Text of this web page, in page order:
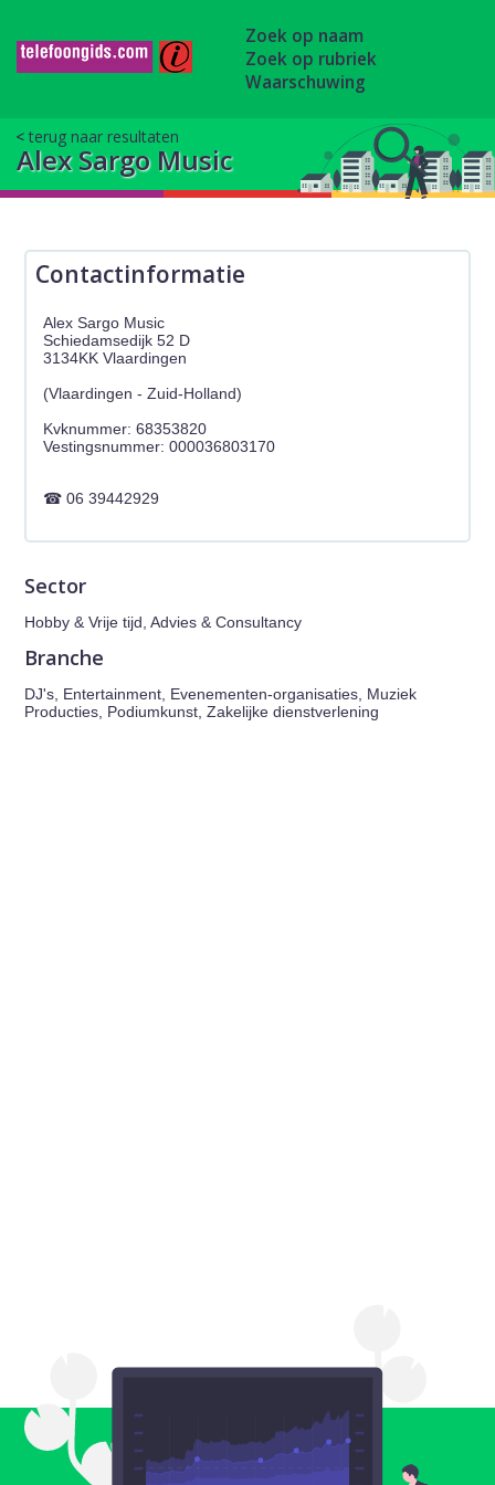
Zoek op naam
Zoek op rubriek
Waarschuwing
terug naar resultaten
Alex Sargo Music
Contactinformatie
Alex Sargo Music
Schiedamsedijk 52 D
3134KK Vlaardingen
(Vlaardingen - Zuid-Holland)
Kvknummer: 68353820
06 39442929
Sector
Hobby & Vrije tijd, Advies & Consultancy
Branche
DJ's, Entertainment, Evenementen-organisaties, Muziek
Producties, Podiumkunst, Zakelijke dienstverlening